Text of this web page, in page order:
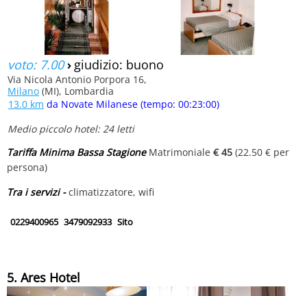
voto: 7.00› giudizio: buono
Via Nicola Antonio Porpora 16,
Milano (MI), Lombardia
13.0 km da Novate Milanese (tempo: 00:23:00)
Medio piccolo hotel: 24 letti
Tariffa Minima Bassa StagioneMatrimoniale € 45 (22.50 € per
persona)
Tra i servizi -climatizzatore, wifi
0229400965 3479092933 Sito
5. Ares Hotel